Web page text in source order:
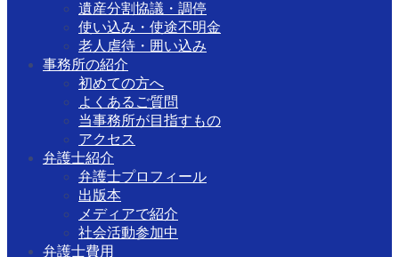
遺産分割協議・調停
使い込み・使途不明金
老人虐待・囲い込み
事務所の紹介
初めての方へ
よくあるご質問
当事務所が目指すもの
アクセス
弁護士紹介
弁護士プロフィール
出版本
メディアで紹介
社会活動参加中
弁護士費用